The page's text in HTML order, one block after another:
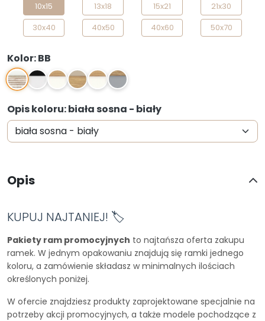
10x15 13x18 15x21
21x30
30x40
40x50 40x60 50x70
Kolor: BB
BB BC BD BK DB JD
Opis koloru: biała sosna - biały
Opis
KUPUJ NAJTANIEJ! 🏷️
Pakiety ram promocyjnych to najtańsza oferta zakupu
ramek. W jednym opakowaniu znajdują się ramki jednego
koloru, a zamówienie składasz w minimalnych ilościach
określonych poniżej.
W ofercie znajdziesz produkty zaprojektowane specjalnie na
potrzeby akcji promocyjnych, a także modele pochodzące z